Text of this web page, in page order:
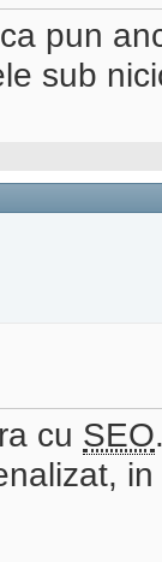
pun
sub
cu SEO